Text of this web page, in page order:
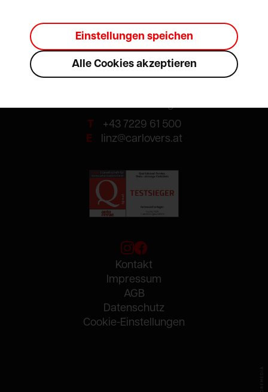
Linz-Pasching
T
+43 7229 61 500
E
linz@carlovers.at
Kontakt
Impressum
AGB
Datenschutz
Cookie-Einstellungen
Einstellungen speichen
Alle Cookies akzeptieren